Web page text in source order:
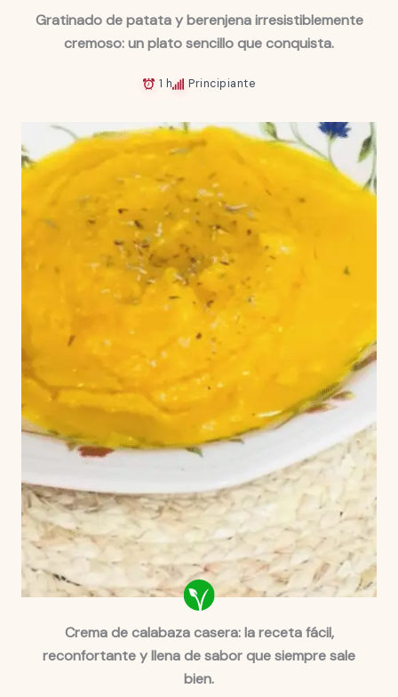
Gratinado de patata y berenjena irresistiblemente
cremoso: un plato sencillo que conquista.
1 h Principiante
Crema de calabaza casera: la receta fácil,
reconfortante y llena de sabor que siempre sale
bien.